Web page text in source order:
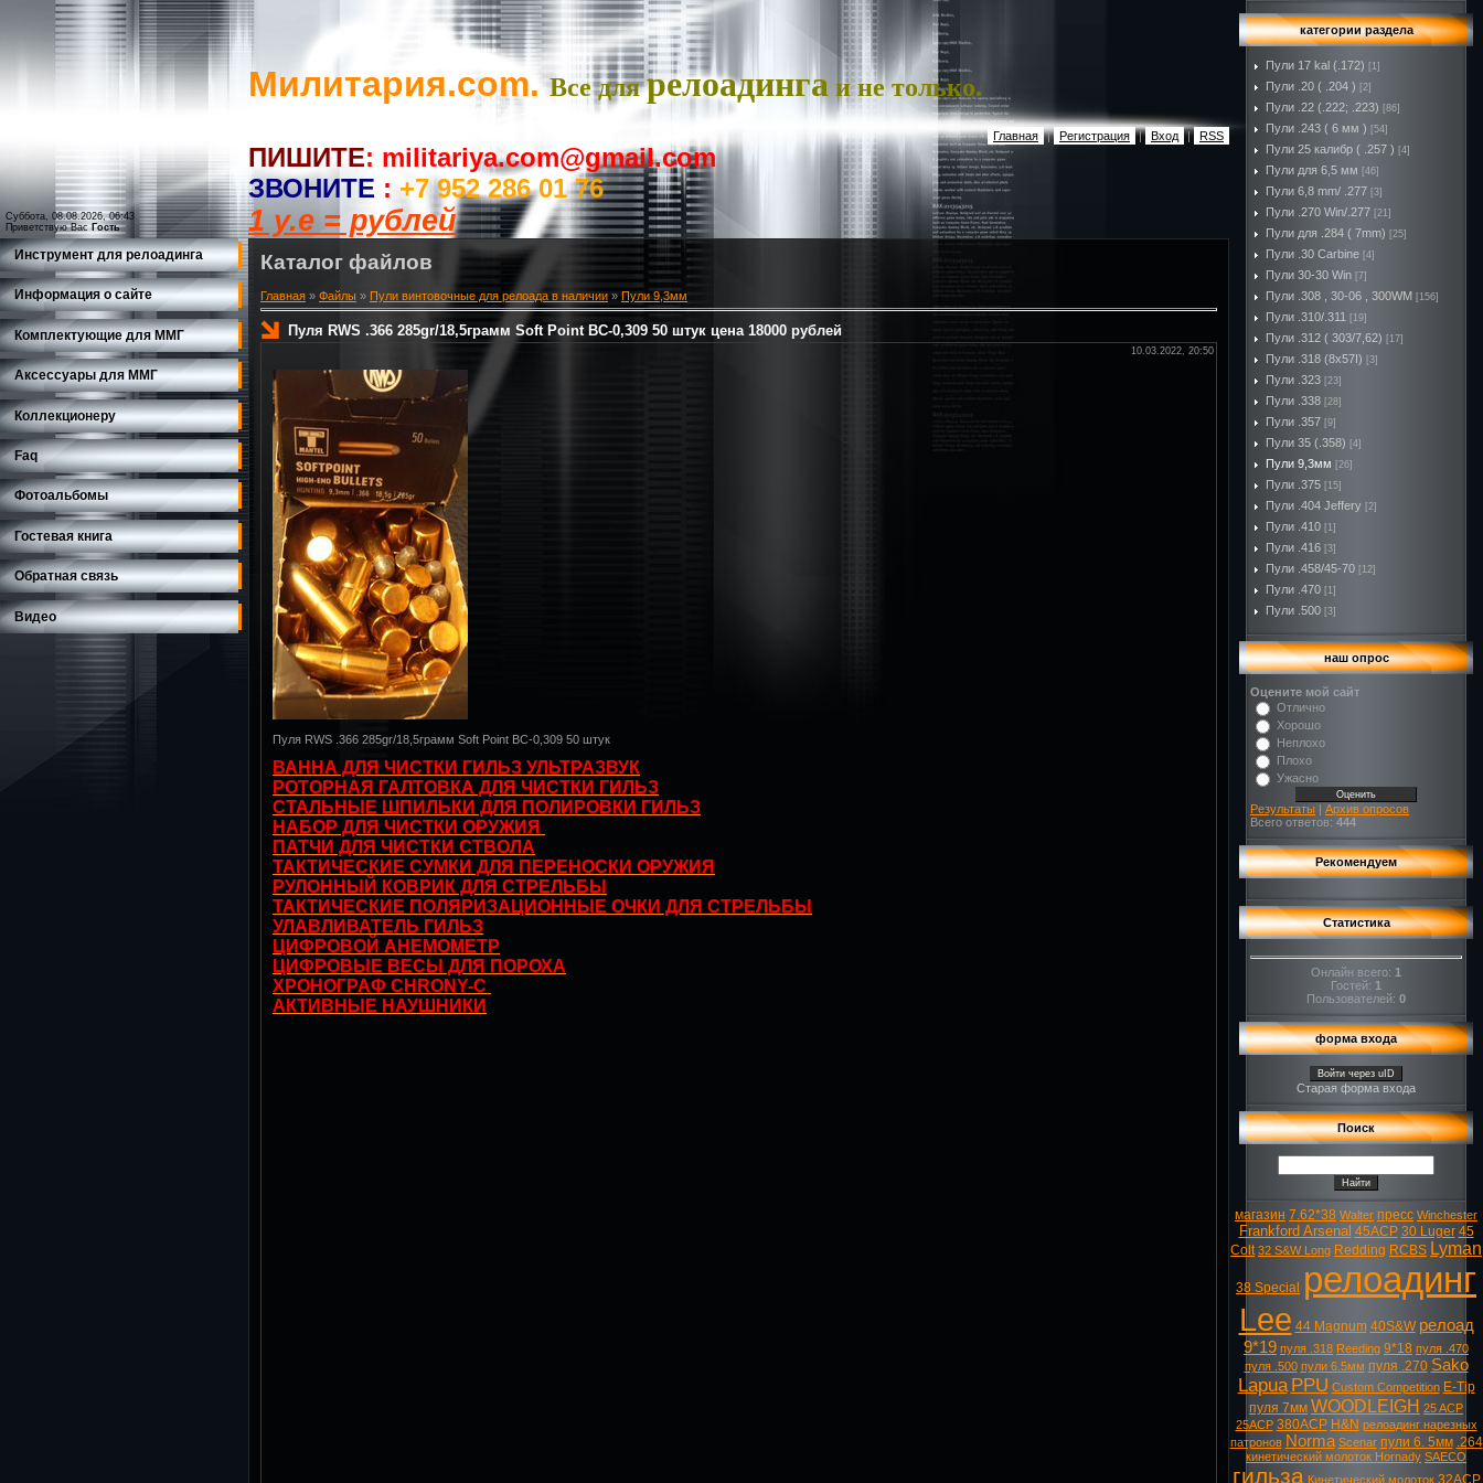
Суббота, 08.08.2026, 06:43
Приветствую Вас Гость
Милитария.com.Все длярелоадинга и не только.
Главная | Регистрация | Вход | RSS
ПИШИТЕ: militariya.com@gmail.com
ЗВОНИТЕ : +7 952 286 01 76
1 у.е = рублей
Инструмент для релоадинга
Информация о сайте
Комплектующие для ММГ
Аксессуары для ММГ
Коллекционеру
Faq
Фотоальбомы
Гостевая книга
Обратная связь
Видео
Каталог файлов
Главная » Файлы » Пули винтовочные для релоада в наличии » Пули 9,3мм
Пуля RWS .366 285gr/18,5грамм Soft Point ВС-0,309 50 штук цена 18000 рублей
10.03.2022, 20:50
Пуля RWS .366 285gr/18,5грамм Soft Point ВС-0,309 50 штук
ВАННА ДЛЯ ЧИСТКИ ГИЛЬЗ УЛЬТРАЗВУК
РОТОРНАЯ ГАЛТОВКА ДЛЯ ЧИСТКИ ГИЛЬЗ
СТАЛЬНЫЕ ШПИЛЬКИ ДЛЯ ПОЛИРОВКИ ГИЛЬЗ
НАБОР ДЛЯ ЧИСТКИ ОРУЖИЯ
ПАТЧИ ДЛЯ ЧИСТКИ СТВОЛА
ТАКТИЧЕСКИЕ СУМКИ ДЛЯ ПЕРЕНОСКИ ОРУЖИЯ
РУЛОННЫЙ КОВРИК ДЛЯ СТРЕЛЬБЫ
ТАКТИЧЕСКИЕ ПОЛЯРИЗАЦИОННЫЕ ОЧКИ ДЛЯ СТРЕЛЬБЫ
УЛАВЛИВАТЕЛЬ ГИЛЬЗ
ЦИФРОВОЙ АНЕМОМЕТР
ЦИФРОВЫЕ ВЕСЫ ДЛЯ ПОРОХА
ХРОНОГРАФ CHRONY-C
АКТИВНЫЕ НАУШНИКИ
категории раздела
Пули 17 kal (.172) [1]
Пули .20 ( .204 ) [2]
Пули .22 (.222; .223) [86]
Пули .243 ( 6 мм ) [54]
Пули 25 калибр ( .257 ) [4]
Пули для 6,5 мм [46]
Пули 6,8 mm/ .277 [3]
Пули .270 Win/.277 [21]
Пули для .284 ( 7mm) [25]
Пули .30 Carbine [4]
Пули 30-30 Win [7]
Пули .308 , 30-06 , 300WM [156]
Пули .310/.311 [19]
Пули .312 ( 303/7,62) [17]
Пули .318 (8х57I) [3]
Пули .323 [23]
Пули .338 [28]
Пули .357 [9]
Пули 35 (.358) [4]
Пули 9,3мм [26]
Пули .375 [15]
Пули .404 Jeffery [2]
Пули .410 [1]
Пули .416 [3]
Пули .458/45-70 [12]
Пули .470 [1]
Пули .500 [3]
наш опрос
Оцените мой сайт
Отлично
Хорошо
Неплохо
Плохо
Ужасно
Результаты | Архив опросов
Всего ответов: 444
Рекомендуем
Статистика
Онлайн всего: 1
Гостей: 1
Пользователей: 0
форма входа
Войти через uID
Старая форма входа
Поиск
магазин 7.62*38 Walter пресс Winchester
Frankford Arsenal 45ACP 30 Luger 45
Colt 32 S&W Long Redding RCBS Lyman
38 Special релоадинг
Lee 44 Magnum 40S&W релоад
9*19 пуля .318 Reeding 9*18 пуля .470
пуля .500 пули 6.5мм пуля .270 Sako
Lapua PPU Custom Competition E-Tip
пуля 7мм WOODLEIGH 25 ACP
25ACP 380ACP H&N релоадинг нарезных
патронов Norma Scenar пули 6. 5мм .264
кинетический молоток Hornady SAECO
гильза Кинетический молоток 32ACP